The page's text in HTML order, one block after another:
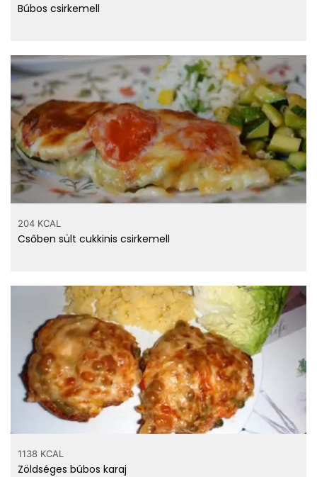
Búbos csirkemell
204 KCAL
Csőben sült cukkinis csirkemell
1138 KCAL
Zöldséges búbos karaj